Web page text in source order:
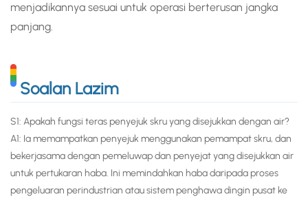
menjadikannya sesuai untuk operasi berterusan jangka
panjang.
Soalan Lazim
S1: Apakah fungsi teras penyejuk skru yang disejukkan dengan air?
A1: Ia memampatkan penyejuk menggunakan pemampat skru, dan
bekerjasama dengan pemeluwap dan penyejat yang disejukkan air
untuk pertukaran haba. Ini memindahkan haba daripada proses
pengeluaran perindustrian atau sistem penghawa dingin pusat ke